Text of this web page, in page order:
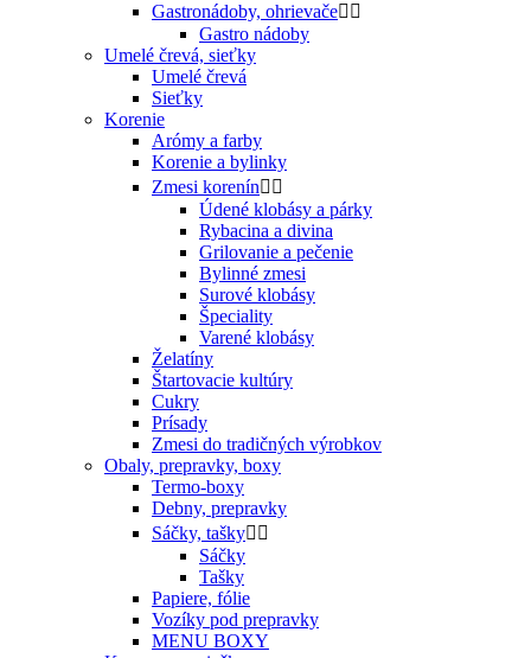
Gastronádoby, ohrievače 
Gastro nádoby
Umelé črevá, sieťky
Umelé črevá
Sieťky
Korenie
Arómy a farby
Korenie a bylinky
Zmesi korenín 
Údené klobásy a párky
Rybacina a divina
Grilovanie a pečenie
Bylinné zmesi
Surové klobásy
Špeciality
Varené klobásy
Želatíny
Štartovacie kultúry
Cukry
Prísady
Zmesi do tradičných výrobkov
Obaly, prepravky, boxy
Termo-boxy
Debny, prepravky
Sáčky, tašky 
Sáčky
Tašky
Papiere, fólie
Vozíky pod prepravky
MENU BOXY